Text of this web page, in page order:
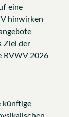
eine
hinwirken
Ziel der
RVWV 2026
künftige